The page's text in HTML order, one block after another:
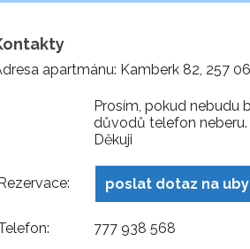
apartmánu: Kamberk 82, 257 06
Prosím, pokud nebudu
důvodů telefon
Děkuji
poslat dotaz na
777 938 568